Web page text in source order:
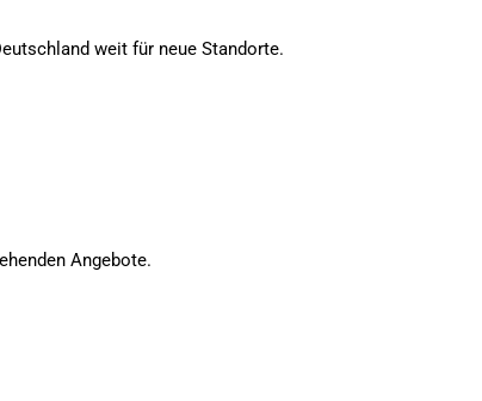
weit für neue Standorte.
Angebote.